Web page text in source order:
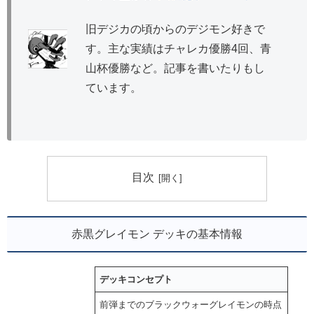
旧デジカの頃からのデジモン好きで
す。主な実績はチャレカ優勝4回、青
山杯優勝など。記事を書いたりもし
ています。
目次
赤黒グレイモン デッキの基本情報
デッキコンセプト
前弾までのブラックウォーグレイモンの時点